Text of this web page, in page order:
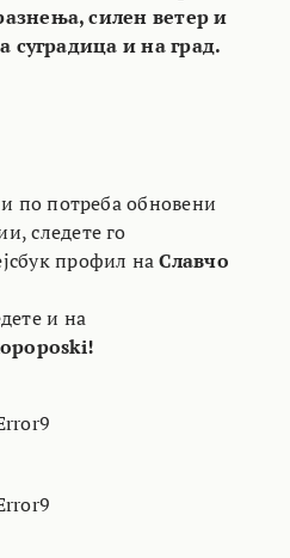
силен ветер и
суградица и на град.
по потреба обновени
следете го
профил наСлавчо
и на